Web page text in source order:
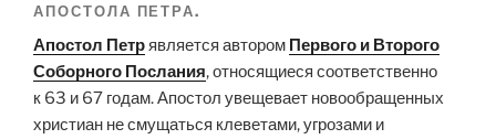
АПОСТОЛА ПЕТРА.
Апостол Петрявляется автором Первого и Второго
Соборного Послания, относящиеся соответственно
к 63 и 67 годам. Апостол увещевает новообращенных
христиан не смущаться клеветами, угрозами и